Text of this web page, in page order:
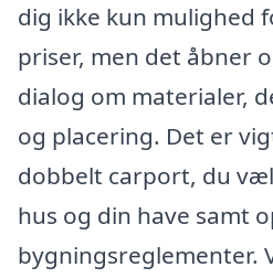
dig ikke kun mulighed
priser, men det åbner
dialog om materialer,
og placering. Det er
dobbelt carport, du
hus og din have samt
bygningsreglementer.